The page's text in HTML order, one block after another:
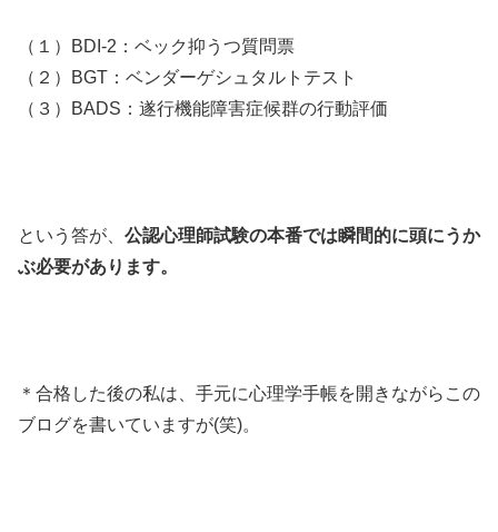
（１）BDI-2：ベック抑うつ質問票
（２）BGT：ベンダーゲシュタルトテスト
（３）BADS：遂行機能障害症候群の行動評価
という答が、 公認心理師試験の本番では瞬間的に頭にうか
ぶ必要があります。
＊合格した後の私は、手元に心理学手帳を開きながらこの
ブログを書いていますが(笑)。